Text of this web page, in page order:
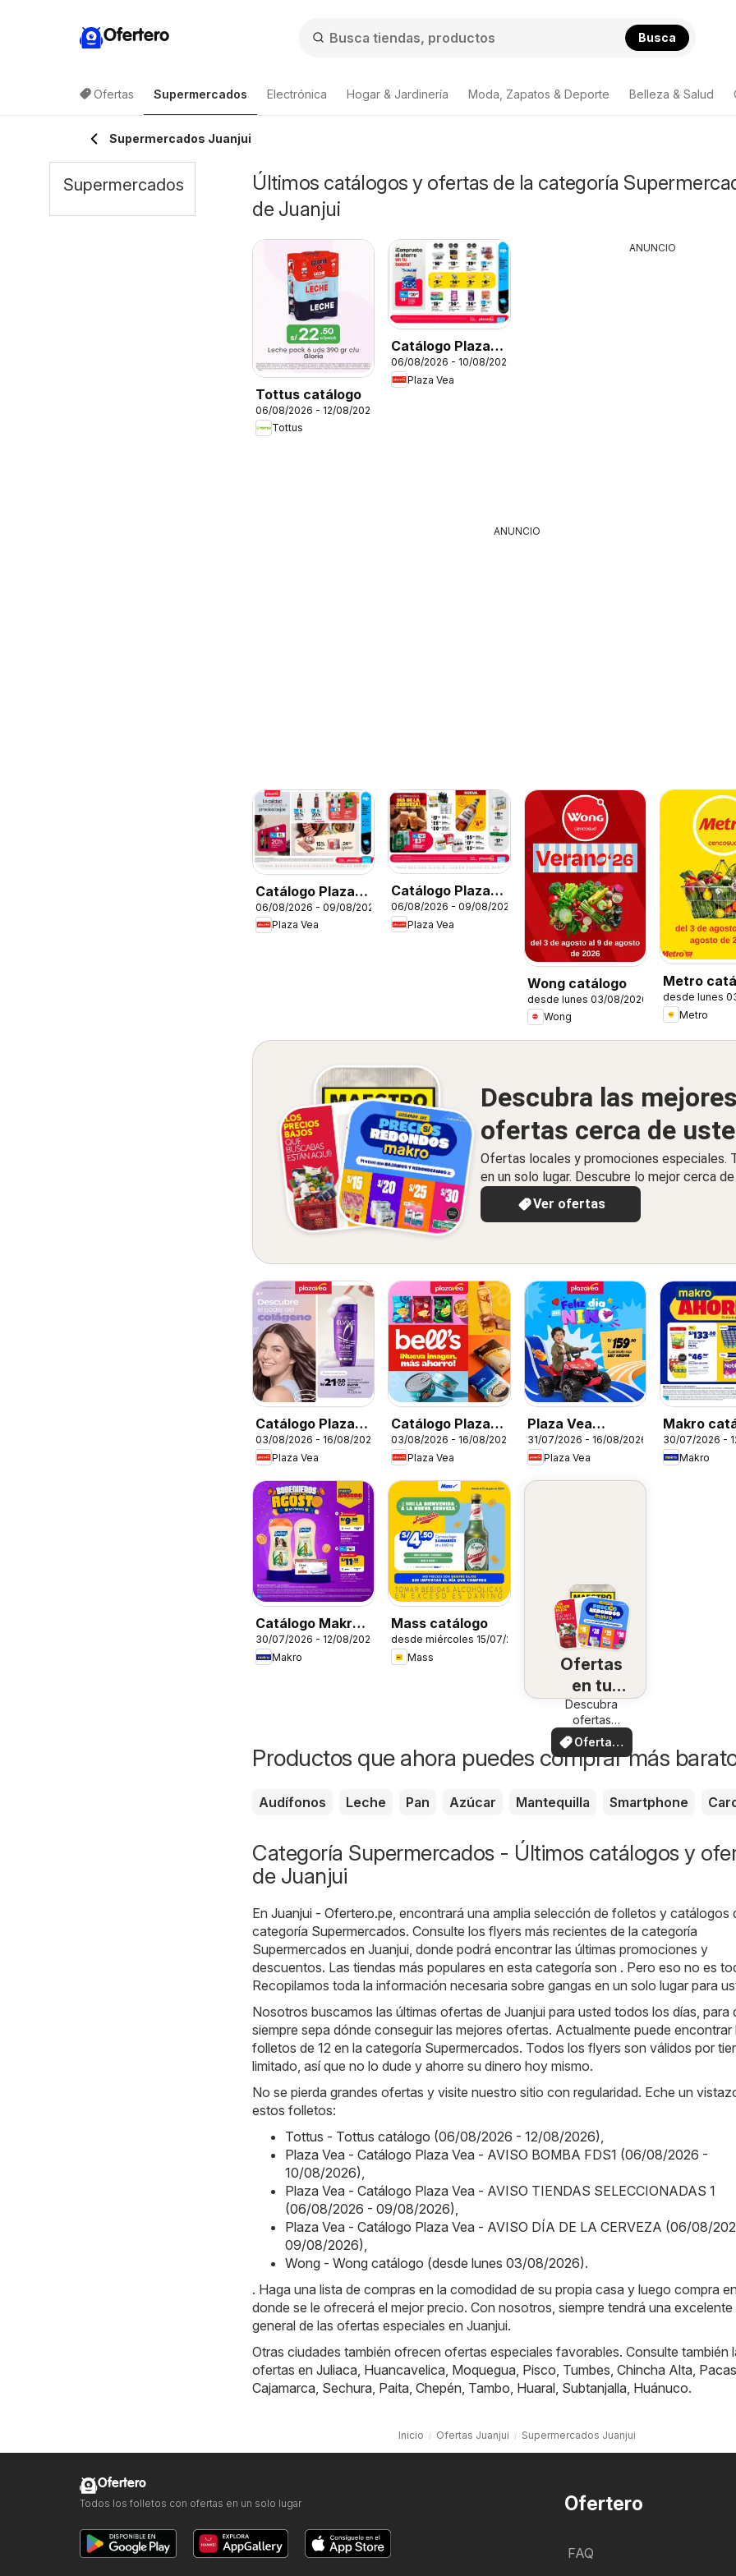
Ofertero Busca
Ofertas Supermercados Electrónica Hogar & Jardinería Moda, Zapatos & Deporte Belleza & Salud
Supermercados Juanjui
Últimos catálogos y ofertas de la categoría
de Juanjui
Tottus catálogo
06/08/2026 - 12/08/2026
Tottus
Catálogo Plaza
Vea - AVISO
BOMBA FDS1
06/08/2026 - 10/08/2026
Plaza Vea
ANUNCIO
ANUNCIO
Catálogo Plaza
Vea - AVISO
TIENDAS
06/08/2026 - 09/08/2026
Plaza Vea
Catálogo Plaza
Vea - AVISO DÍA
DE LA CERVEZA
06/08/2026 - 09/08/2026
Plaza Vea
Wong catálogo
desde lunes 03/08/2026
Wong
Metro
desde lunes
Metro
Descubra las
ofertas cerca de
Ofertas locales y promociones especiales.
en un solo lugar. Descubre lo mejor cerca
Ver ofertas
Catálogo Plaza
Vea - Especial
Cuidado del
Cabello
03/08/2026 - 16/08/2026
Plaza Vea
Catálogo Plaza
Vea - Díptico
Marcas Propias
03/08/2026 - 16/08/2026
Plaza Vea
Plaza Vea
catálogo
31/07/2026 - 16/08/2026
Plaza Vea
Makro
30/07/2026 -
Makro
Catálogo Makro -
Esp Bodegueros
VIG
30/07/2026 - 12/08/2026
Makro
Mass catálogo
desde miércoles 15/07/2026
Mass
Ofertas
en tu
zona
Descubra
ofertas
especiales
Ofertas
locales
Productos que ahora puedes comprar más
Audífonos Leche Pan Azúcar Mantequilla Smartphone
Categoría Supermercados - Últimos catálogos y
de Juanjui
En Juanjui - Ofertero.pe, encontrará una amplia selección de folletos y catálogos
categoría Supermercados. Consulte los flyers más recientes de la categoría
Supermercados en Juanjui, donde podrá encontrar las últimas promociones y
descuentos. Las tiendas más populares en esta categoría son . Pero eso no es
Recopilamos toda la información necesaria sobre gangas en un solo lugar para
Nosotros buscamos las últimas ofertas de Juanjui para usted todos los días, para
siempre sepa dónde conseguir las mejores ofertas. Actualmente puede encontrar
folletos de 12 en la categoría Supermercados. Todos los flyers son válidos por
limitado, así que no lo dude y ahorre su dinero hoy mismo.
No se pierda grandes ofertas y visite nuestro sitio con regularidad. Eche un
estos folletos:
Tottus - Tottus catálogo (06/08/2026 - 12/08/2026),
Plaza Vea - Catálogo Plaza Vea - AVISO BOMBA FDS1 (06/08/2026 -
10/08/2026),
Plaza Vea - Catálogo Plaza Vea - AVISO TIENDAS SELECCIONADAS 1
(06/08/2026 - 09/08/2026),
Plaza Vea - Catálogo Plaza Vea - AVISO DÍA DE LA CERVEZA (06/08/
09/08/2026),
Wong - Wong catálogo (desde lunes 03/08/2026).
. Haga una lista de compras en la comodidad de su propia casa y luego compra
donde se le ofrecerá el mejor precio. Con nosotros, siempre tendrá una
general de las ofertas especiales en Juanjui.
Otras ciudades también ofrecen ofertas especiales favorables. Consulte también
ofertas en Juliaca, Huancavelica, Moquegua, Pisco, Tumbes, Chincha Alta,
Cajamarca, Sechura, Paita, Chepén, Tambo, Huaral, Subtanjalla, Huánuco.
Inicio Ofertas Juanjui Supermercados Juanjui
Supermercados
Ofertero
FAQ
Ofertero
Todos los folletos con ofertas en un solo lugar